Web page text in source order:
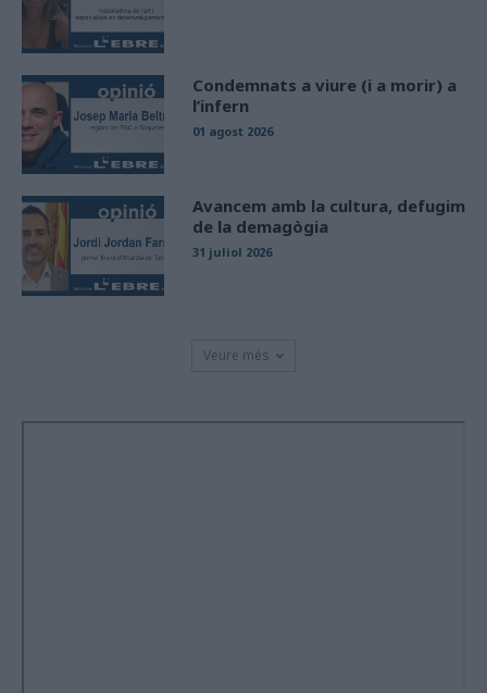
Condemnats a viure (i a morir) a
l’infern
01 agost 2026
Avancem amb la cultura, defugim
de la demagògia
31 juliol 2026
Veure més